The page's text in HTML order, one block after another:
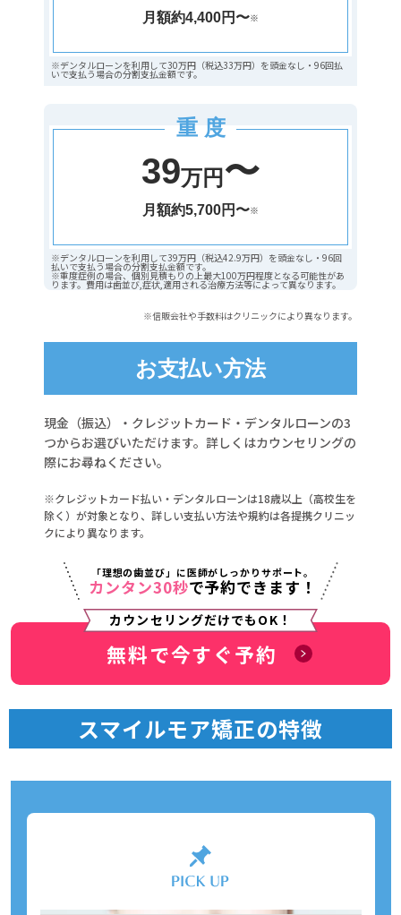
月額約4,400円〜※
※デンタルローンを利用して30万円（税込33万円）を頭金なし・96回払
いで支払う場合の分割支払金額です。
重 度
39万円 〜
月額約5,700円〜※
※デンタルローンを利用して39万円（税込42.9万円）を頭金なし・96回
払いで支払う場合の分割支払金額です。
※重度症例の場合、個別見積もりの上最大100万円程度となる可能性があ
ります。費用は歯並び,症状,適用される治療方法等によって異なります。
※信販会社や手数料はクリニックにより異なります。
お支払い方法
現金（振込）・クレジットカード・デンタルローンの3
つからお選びいただけます。詳しくはカウンセリングの
際にお尋ねください。
※クレジットカード払い・デンタルローンは18歳以上（高校生を
除く）が対象となり、詳しい支払い方法や規約は各提携クリニッ
クにより異なります。
「理想の歯並び」に医師がしっかりサポート。
カンタン30秒で予約できます！
カウンセリングだけでもOK！
無料で今すぐ予約
スマイルモア矯正の特徴